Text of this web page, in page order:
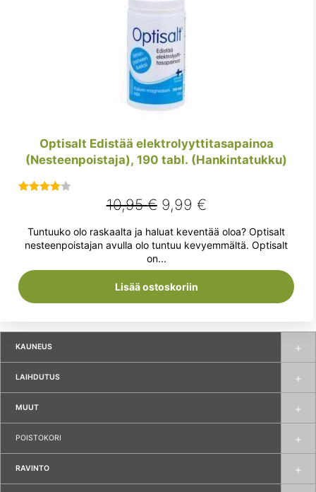
KAUNEUS
LAIHDUTUS
MUUT
POISTOKORI
RAVINTO
Optisalt Edistää elektrolyyttitasapainoa
(Nesteenpoistaja), 190 tabl. (Hankintatukku)
4.00/ 5
10,95€ Alkuperäinen
hinta
oli:
10,95 €.
9,99 €Nykyinen
hinta
on:
Tuntuuko olo raskaalta ja haluat keventää oloa? Optisalt
nesteenpoistajan avulla olo tuntuu kevyemmältä. Optisalt
on...
Lisää ostoskoriin